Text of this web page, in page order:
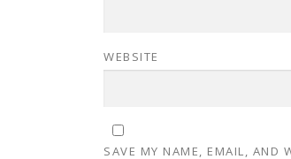
WEBSITE
SAVE MY NAME, EMAIL, AND